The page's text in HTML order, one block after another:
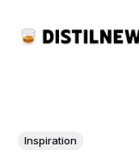
Inspiration